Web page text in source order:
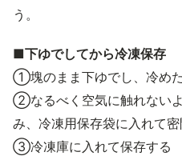
う。
■下ゆでしてから冷凍保存
①塊のまま下ゆでし、冷め
②なるべく空気に触れない
み、冷凍用保存袋に入れて密
③冷凍庫に入れて保存する